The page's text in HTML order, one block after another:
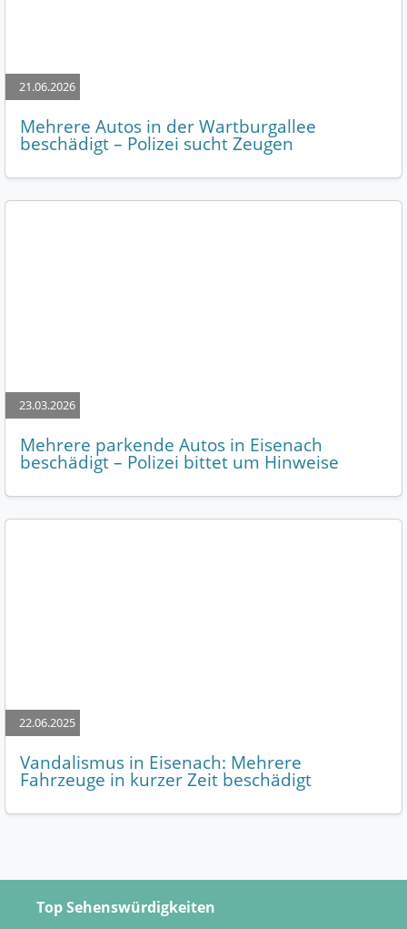
21.06.2026
Mehrere Autos in der Wartburgallee
beschädigt – Polizei sucht Zeugen
23.03.2026
Mehrere parkende Autos in Eisenach
beschädigt – Polizei bittet um Hinweise
22.06.2025
Vandalismus in Eisenach: Mehrere
Fahrzeuge in kurzer Zeit beschädigt
Top Sehenswürdigkeiten